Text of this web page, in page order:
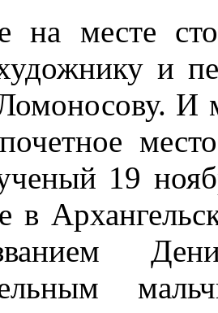
на месте
и
И
19
в